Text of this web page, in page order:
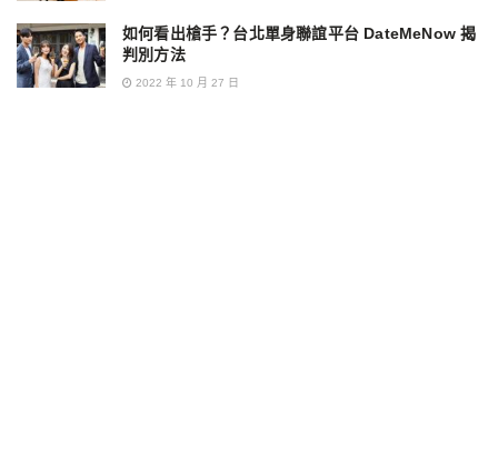
如何看出槍手？台北單身聯誼平台 DateMeNow 揭
判別方法
2022 年 10 月 27 日